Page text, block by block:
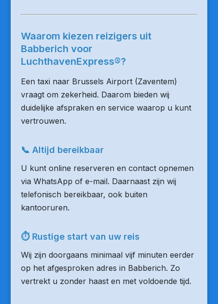
Waarom kiezen reizigers uit
Babberich voor
LuchthavenExpress®?
Een taxi naar Brussels Airport (Zaventem)
vraagt om zekerheid. Daarom bieden wij
duidelijke afspraken en service waarop u kunt
vertrouwen.
📞 Altijd bereikbaar
U kunt online reserveren en contact opnemen
via WhatsApp of e-mail. Daarnaast zijn wij
telefonisch bereikbaar, ook buiten
kantooruren.
⏱ Rustige start van uw reis
Wij zijn doorgaans minimaal vijf minuten eerder
op het afgesproken adres in Babberich. Zo
vertrekt u zonder haast en met voldoende tijd.